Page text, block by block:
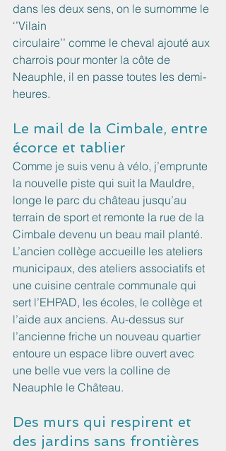
dans les deux sens, on le surnomme le
‘’Vilain
circulaire’’ comme le cheval ajouté aux
charrois pour monter la côte de
Neauphle, il en passe toutes les demi-
heures.
Le mail de la Cimbale, entre
écorce et tablier
Comme je suis venu à vélo, j’emprunte
la nouvelle piste qui suit la Mauldre,
longe le parc du château jusqu’au
terrain de sport et remonte la rue de la
Cimbale devenu un beau mail planté.
L’ancien collège accueille les ateliers
municipaux, des ateliers associatifs et
une cuisine centrale communale qui
sert l’EHPAD, les écoles, le collège et
l’aide aux anciens. Au-dessus sur
l’ancienne friche un nouveau quartier
entoure un espace libre ouvert avec
une belle vue vers la colline de
Neauphle le Château.
Des murs qui respirent et
des jardins sans frontières